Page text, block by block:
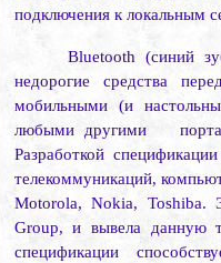
подключения к локальным
Bluetooth (синий
недорогие средства
мобильными (и
любыми другими
Разработкой
телекоммуникаций,
Motorola, Nokia, Toshiba.
Group, и выве­ла данную
спецификации